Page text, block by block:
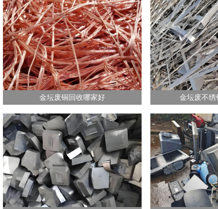
金坛废铜回收哪家好 金坛废不